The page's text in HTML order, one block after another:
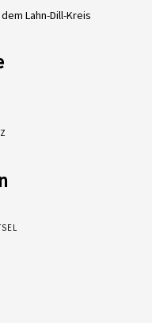
Lahn-Dill-Kreis